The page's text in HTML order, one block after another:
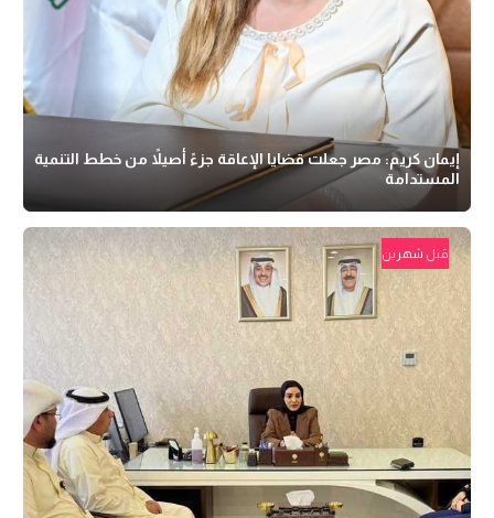
إيمان كريم: مصر جعلت قضايا الإعاقة جزءً أصيلاً من خطط التنمية
المستدامة
قبل شهرين